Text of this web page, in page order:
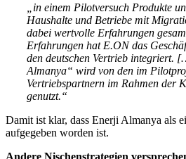
„in einem Pilotversuch Produkte
Haushalte und Betriebe mit
dabei wertvolle Erfahrungen
Erfahrungen hat E.ON das
den deutschen Vertrieb integriert.
Almanya“ wird von den im
Vertriebspartnern im Rahmen der
genutzt.“
Damit ist klar, dass Enerji Almanya als
aufgegeben worden ist.
Andere Nischenstrategien